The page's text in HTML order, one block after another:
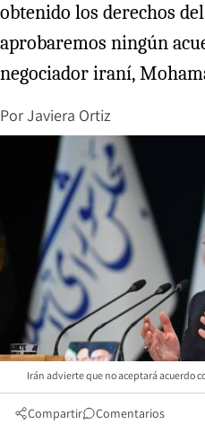
obtenido los derechos
aprobaremos ningún
negociador iraní,
PorJaviera Ortiz
Irán advierte que no aceptará acuerdo
Compartir Comentarios